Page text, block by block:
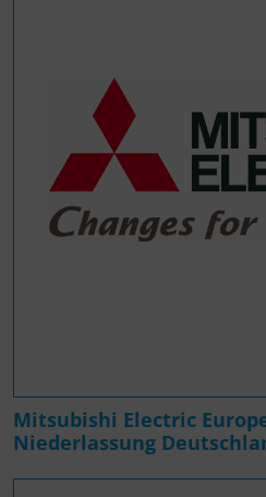
Mitsubishi Electric
Niederlassung